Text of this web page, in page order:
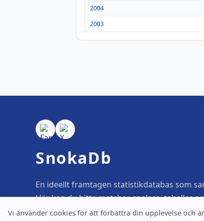
Vi använder cookies för att förbättra din upplevelse och
2004
2003
SnokaDb
En ideellt framtagen statistikdatabas som
Här kan du hitta matcher, spelare, tabeller